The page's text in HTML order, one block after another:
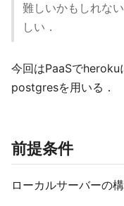
難しいかもしれな
しい．
今回はPaaSで
postgresを用いる．
前提条件
ローカルサーバーの